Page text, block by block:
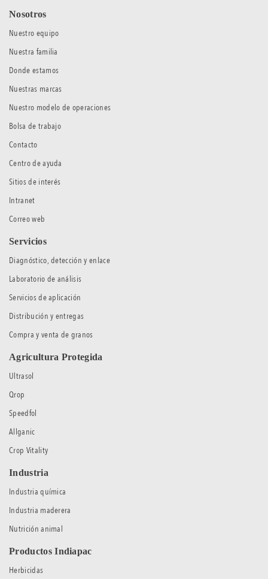
Nosotros
Nuestro equipo
Nuestra familia
Donde estamos
Nuestras marcas
Nuestro modelo de operaciones
Bolsa de trabajo
Contacto
Centro de ayuda
Sitios de interés
Intranet
Correo web
Servicios
Diagnóstico, detección y enlace
Laboratorio de análisis
Servicios de aplicación
Distribución y entregas
Compra y venta de granos
Agricultura Protegida
Ultrasol
Qrop
Speedfol
Allganic
Crop Vitality
Industria
Industria química
Industria maderera
Nutrición animal
Productos Indiapac
Herbicidas